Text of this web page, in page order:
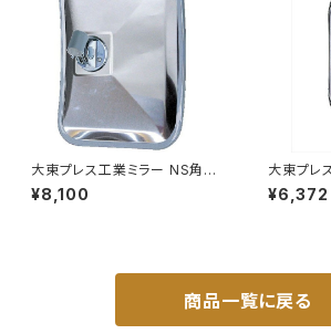
大東プレス工業ミラー NS角型
トレーラーﾐﾗｰ (SUS) L013 DI
-58SUS
¥8,100
大東プレ
ックミラ
04 小
¥6,372
商品一覧に戻る